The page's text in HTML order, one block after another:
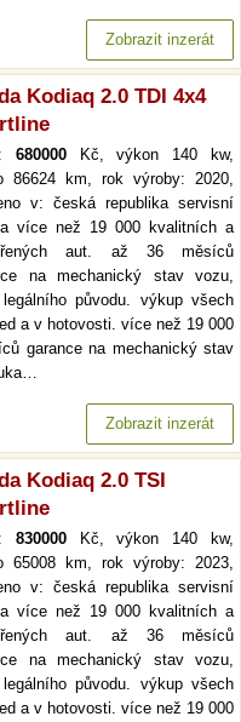
Zobrazit inzerát
Kodiaq 2.0 TDI 4x4
680000Kč, výkon 140 kw,
86624 km, rok výroby: 2020,
v: česká republika servisní
více než 19 000 kvalitních a
aut. až 36 měsíců
na mechanický stav vozu,
původu. výkup všech
a v hotovosti. více než 19 000
garance na mechanický stav
Zobrazit inzerát
Kodiaq 2.0 TSI
830000Kč, výkon 140 kw,
65008 km, rok výroby: 2023,
v: česká republika servisní
více než 19 000 kvalitních a
aut. až 36 měsíců
na mechanický stav vozu,
původu. výkup všech
a v hotovosti. více než 19 000